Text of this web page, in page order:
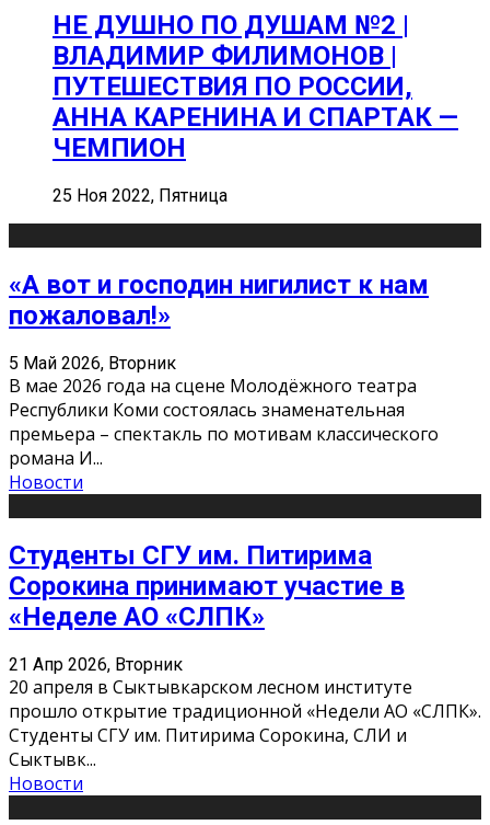
НЕ ДУШНО ПО ДУШАМ №2 |
ВЛАДИМИР ФИЛИМОНОВ |
ПУТЕШЕСТВИЯ ПО РОССИИ,
АННА КАРЕНИНА И СПАРТАК —
ЧЕМПИОН
25 Ноя 2022, Пятница
«А вот и господин нигилист к нам
пожаловал!»
5 Май 2026, Вторник
В мае 2026 года на сцене Молодёжного театра
Республики Коми состоялась знаменательная
премьера – спектакль по мотивам классического
романа И...
Новости
Студенты СГУ им. Питирима
Сорокина принимают участие в
«Неделе АО «СЛПК»
21 Апр 2026, Вторник
20 апреля в Сыктывкарском лесном институте
прошло открытие традиционной «Недели АО «СЛПК».
Студенты СГУ им. Питирима Сорокина, СЛИ и
Сыктывк...
Новости